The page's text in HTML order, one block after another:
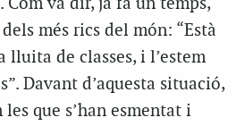
més rics del món: “Està
lluita de classes, i l’estem
Davant d’aquesta situació,
les que s’han esmentat i